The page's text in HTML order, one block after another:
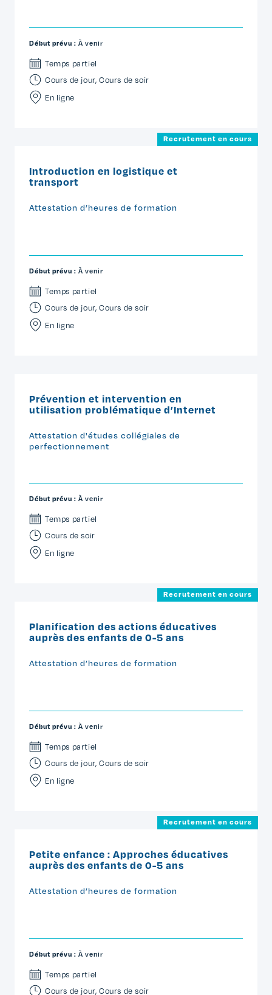
Début prévu : À venir
Temps partiel
Cours de jour,Cours de soir
En ligne
Recrutement en cours
Introduction en logistique et
transport
Attestation d’heures de formation
Début prévu : À venir
Temps partiel
Cours de jour,Cours de soir
En ligne
Prévention et intervention en
utilisation problématique d’Internet
Attestation d'études collégiales de
perfectionnement
Début prévu : À venir
Temps partiel
Cours de soir
En ligne
Recrutement en cours
Planification des actions éducatives
auprès des enfants de 0-5 ans
Attestation d’heures de formation
Début prévu : À venir
Temps partiel
Cours de jour,Cours de soir
En ligne
Recrutement en cours
Petite enfance : Approches éducatives
auprès des enfants de 0-5 ans
Attestation d’heures de formation
Début prévu : À venir
Temps partiel
Cours de jour,Cours de soir